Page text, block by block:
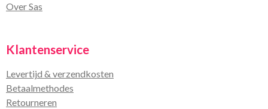
Over Sas
Klantenservice
Levertijd & verzendkosten
Betaalmethodes
Retourneren